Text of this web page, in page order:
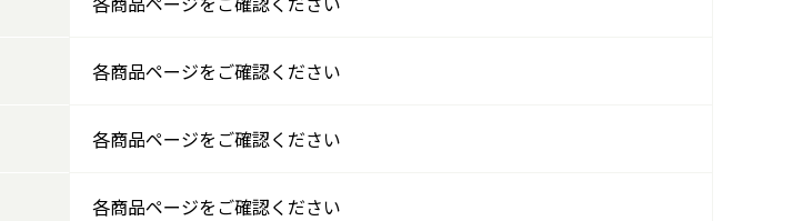
各商品ページをご確認ください
各商品ページをご確認ください
各商品ページをご確認ください